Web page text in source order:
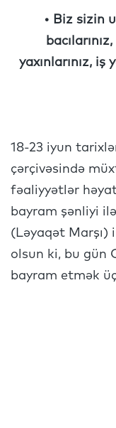
• Biz sizin
yaxınlarınız, iş
18-23 iyun
çərçivəsində
fəaliyyətlər
bayram şənliyi
(Ləyaqət Marşı)
olsun ki, bu gün
bayram etmək